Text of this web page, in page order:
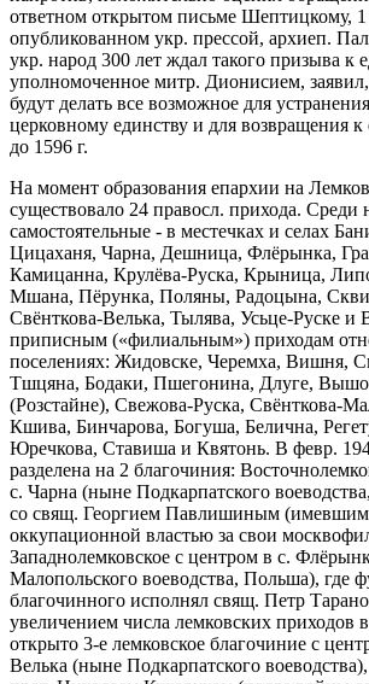
ответном открытом письме Шептицкому, 1
опубликованном укр. прессой, архиеп.
укр. народ 300 лет ждал такого призыва к
уполномоченное митр. Дионисием,
будут делать все возможное для
церковному единству и для возвращения
до 1596 г.
На момент образования епархии на
существовало 24 правосл. прихода. Среди
самостоятельные - в местечках и селах
Цицаханя, Чарна, Дешница, Флёрынка,
Камицанна, Крулёва-Руска, Крыница,
Мшана, Пёрунка, Поляны, Радоцына,
Свёнткова-Велька, Тылява, Усьце-Руске и
приписным («филиальным») приходам
поселениях: Жидовске, Черемха, Вишня,
Тшцяна, Бодаки, Пшегонина, Длуге,
(Розстайне), Свежова-Руска, Свёнткова-
Кшива, Бинчарова, Богуша, Белична,
Юречкова, Ставиша и Квятонь. В февр.
разделена на 2 благочиния:
с. Чарна (ныне Подкарпатского
со свящ. Георгием Павлишиным
оккупационной властью за свои
Западнолемковское с центром в с.
Малопольского воеводства, Польша), где
благочинного исполнял свящ. Петр
увеличением числа лемковских приходов
открыто 3-е лемковское благочиние с
Велька (ныне Подкарпатского